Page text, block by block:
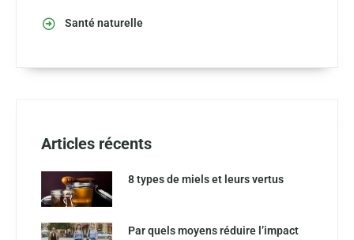
Santé naturelle
Articles récents
8 types de miels et leurs vertus
Par quels moyens réduire l’impact